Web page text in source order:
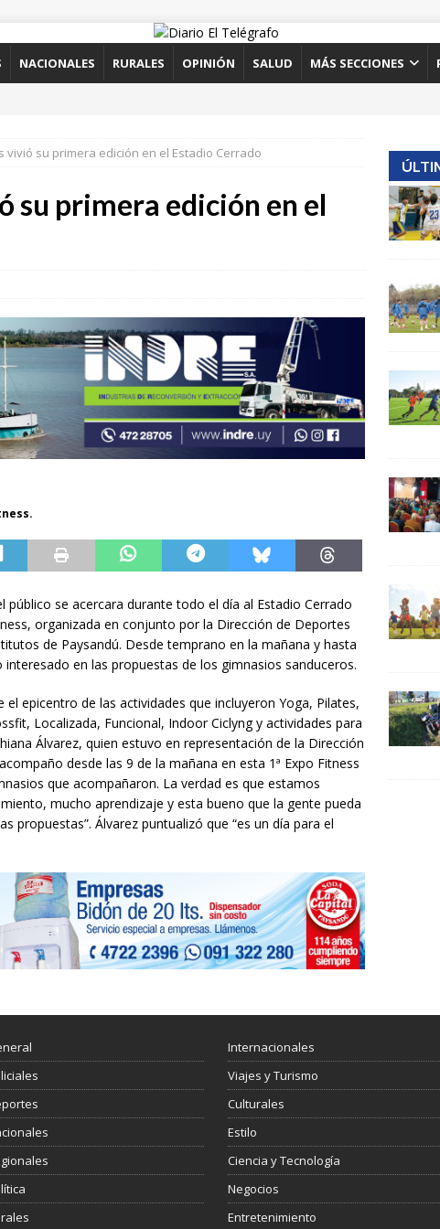
NACIONALES RURALES OPINIÓN SALUD MÁS SECCIONES
vivió su primera edición en el Estadio Cerrado
su primera edición en el
se acercara durante todo el día al Estadio Cerrado
organizada en conjunto por la Dirección de Deportes
de Paysandú. Desde temprano en la mañana y hasta
en las propuestas de los gimnasios sanduceros.
epicentro de las actividades que incluyeron Yoga, Pilates,
Localizada, Funcional, Indoor Ciclyng y actividades para
Álvarez, quien estuvo en representación de la Dirección
desde las 9 de la mañana en esta 1ª Expo Fitness
que acompañaron. La verdad es que estamos
mucho aprendizaje y esta bueno que la gente pueda
propuestas”. Álvarez puntualizó que “es un día para el
Internacionales
Viajes y Turismo
Culturales
Estilo
Ciencia y Tecnología
Negocios
Entretenimiento